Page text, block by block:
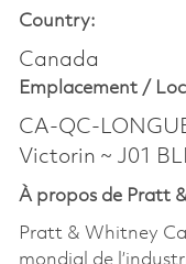
Country:
Canada
Emplacement /
CA-QC-
Victorin ~ J01
À propos de Pratt
Pratt & Whitney
mondial de